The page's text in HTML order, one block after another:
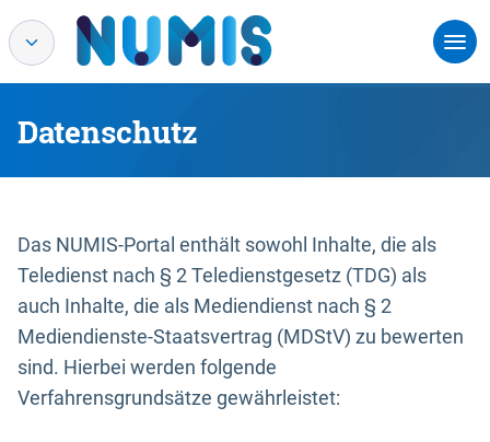
Datenschutz
Das NUMIS-Portal enthält sowohl Inhalte, die als
Teledienst nach § 2 Teledienstgesetz (TDG) als
auch Inhalte, die als Mediendienst nach § 2
Mediendienste-Staatsvertrag (MDStV) zu bewerten
sind. Hierbei werden folgende
Verfahrensgrundsätze gewährleistet: